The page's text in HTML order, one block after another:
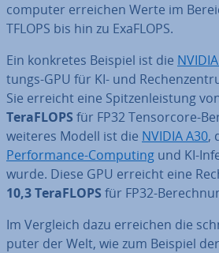
com­pu­ter erreichen Werte im
TFLOPS bis hin zu ExaFLOPS.
Ein konkretes Beispiel ist die
tungs-GPU für KI- und
Sie erreicht eine Spit­zen­leis­tung
TeraFLOPS für FP32 Ten­sor­co­re-
weiteres Modell ist die NVIDIA A30,
Per­for­mance-Computing und KI-
wurde. Diese GPU erreicht eine
10,3 TeraFLOPS für FP32-
Im Vergleich dazu erreichen die
pu­ter der Welt, wie zum Beispiel